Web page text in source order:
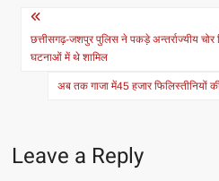
Post
navigation
छत्तीसगढ़-जशपुर पुलिस ने पकड़े अन्तर्राज्यीय चोर
घटनाओं में थे शामिल
अब तक गाजा में45 हजार फिलिस्तीनियों
Leave a Reply